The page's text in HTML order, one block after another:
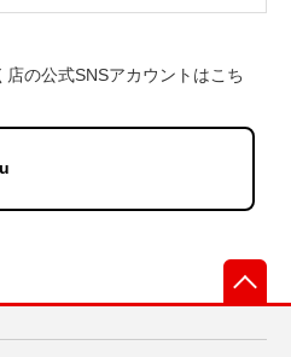
の公式SNSアカウントはこち